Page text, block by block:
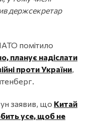
держсекретар
помітило
планує надіслати
проти України,
заявив, що Китай
усе, щоб не